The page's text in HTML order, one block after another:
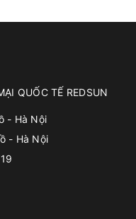
QUỐC TẾ REDSUN
- Hà Nội
- Hà Nội